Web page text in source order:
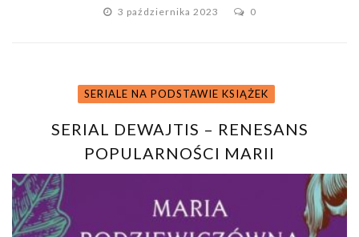
3 października 2023
0
SERIALE NA PODSTAWIE KSIĄŻEK
SERIAL DEWAJTIS – RENESANS
POPULARNOŚCI MARII
RODZIEWICZÓWNY?